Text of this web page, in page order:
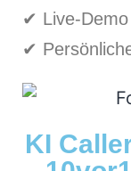
✔ Live-
✔
KI